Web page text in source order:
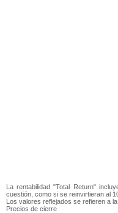
La rentabilidad "Total Return"
cuestión, como si se reinvirtieran al
Los valores reflejados se refieren a
Precios de cierre